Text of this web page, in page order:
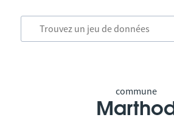
commune
Marthod